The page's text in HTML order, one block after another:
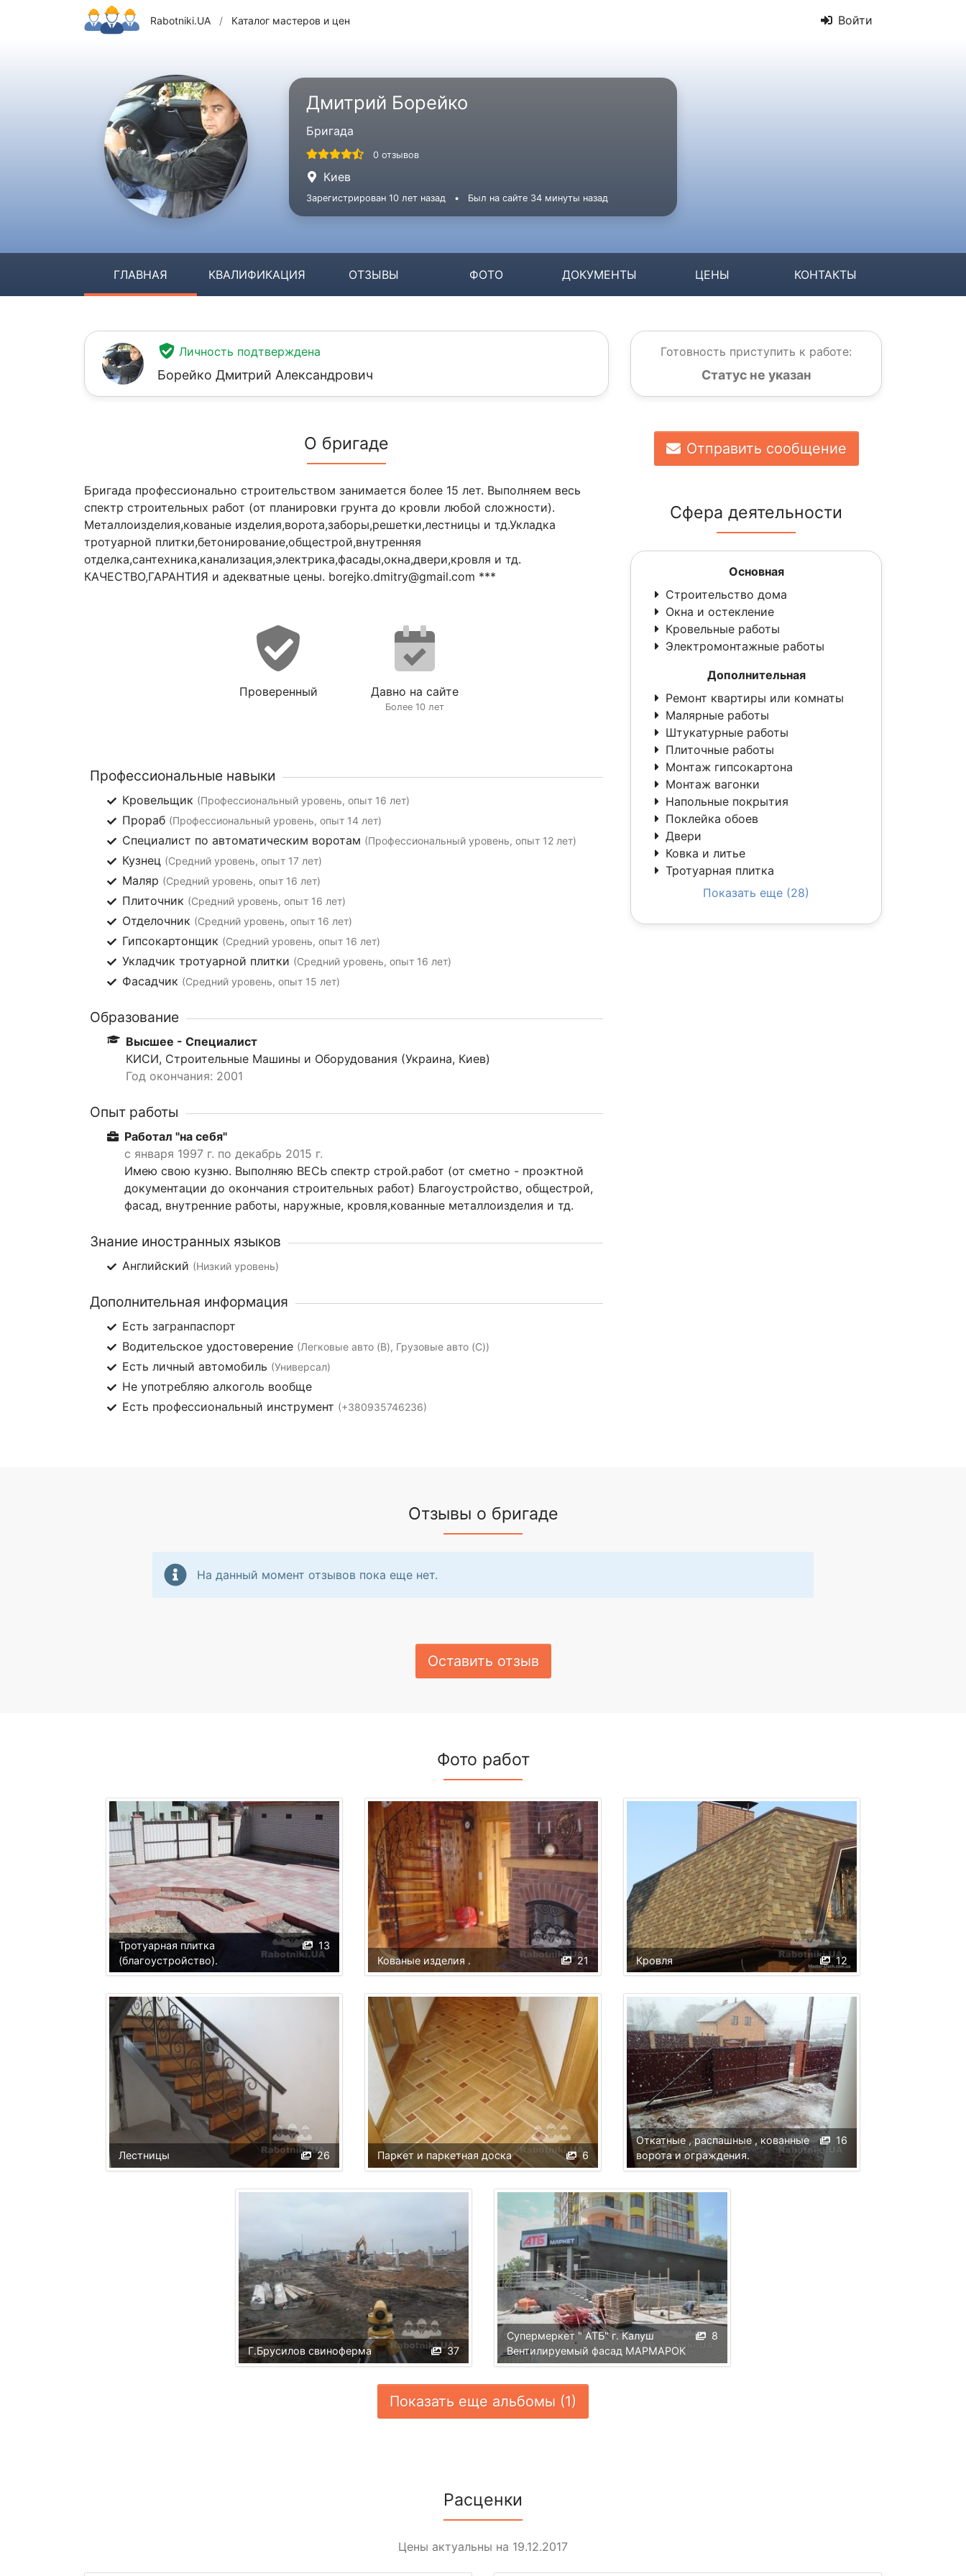
Rabotniki.UA / Каталог мастеров и цен Войти
Дмитрий Борейко
Бригада
0 отзывов
Киев
Зарегистрирован 10 лет назад • Был на сайте 34 минуты назад
ГЛАВНАЯ КВАЛИФИКАЦИЯ ОТЗЫВЫ ФОТО ДОКУМЕНТЫ ЦЕНЫ КОНТАКТЫ
Личность подтверждена
Борейко Дмитрий Александрович
О бригаде
Бригада профессионально строительством занимается более 15 лет. Выполняем весь
спектр строительных работ (от планировки грунта до кровли любой сложности).
Металлоизделия,кованые изделия,ворота,заборы,решетки,лестницы и тд.Укладка
тротуарной плитки,бетонирование,общестрой,внутренняя
отделка,сантехника,канализация,электрика,фасады,окна,двери,кровля и тд.
КАЧЕСТВО,ГАРАНТИЯ и адекватные цены. borejko.dmitry@gmail.com ***
Проверенный Давно на сайте
Более 10 лет
Профессиональные навыки
Кровельщик (Профессиональный уровень, опыт 16 лет)
Прораб (Профессиональный уровень, опыт 14 лет)
Специалист по автоматическим воротам (Профессиональный уровень, опыт 12 лет)
Кузнец (Средний уровень, опыт 17 лет)
Маляр (Средний уровень, опыт 16 лет)
Плиточник (Средний уровень, опыт 16 лет)
Отделочник (Средний уровень, опыт 16 лет)
Гипсокартонщик (Средний уровень, опыт 16 лет)
Укладчик тротуарной плитки (Средний уровень, опыт 16 лет)
Фасадчик (Средний уровень, опыт 15 лет)
Образование
Высшее - Специалист
КИСИ, Строительные Машины и Оборудования (Украина, Киев)
Год окончания: 2001
Опыт работы
Работал "на себя"
с января 1997 г. по декабрь 2015 г.
Имею свою кузню. Выполняю ВЕСЬ спектр строй.работ (от сметно - проэктной
документации до окончания строительных работ) Благоустройство, общестрой,
фасад, внутренние работы, наружные, кровля,кованные металлоизделия и тд.
Знание иностранных языков
Английский (Низкий уровень)
Дополнительная информация
Есть загранпаспорт
Водительское удостоверение (Легковые авто (B), Грузовые авто (C))
Есть личный автомобиль (Универсал)
Не употребляю алкоголь вообще
Есть профессиональный инструмент (+380935746236)
Готовность приступить к работе:
Статус не указан
Отправить сообщение
Сфера деятельности
Основная
Строительство дома
Окна и остекление
Кровельные работы
Электромонтажные работы
Дополнительная
Ремонт квартиры или комнаты
Малярные работы
Штукатурные работы
Плиточные работы
Монтаж гипсокартона
Монтаж вагонки
Напольные покрытия
Поклейка обоев
Двери
Ковка и литье
Тротуарная плитка
Показать еще (28)
Отзывы о бригаде
На данный момент отзывов пока еще нет.
Оставить отзыв
Фото работ
13
Тротуарная плитка
(благоустройство).
21
Кованые изделия . 12
Кровля
26
Лестницы 6
Паркет и паркетная доска
16
Откатные , распашные , кованные
ворота и ограждения.
37
Г.Брусилов свиноферма
8
Супермеркет " АТБ" г. Калуш
Вентилируемый фасад МАРМАРОК
Показать еще альбомы (1)
Расценки
Цены актуальны на 19.12.2017